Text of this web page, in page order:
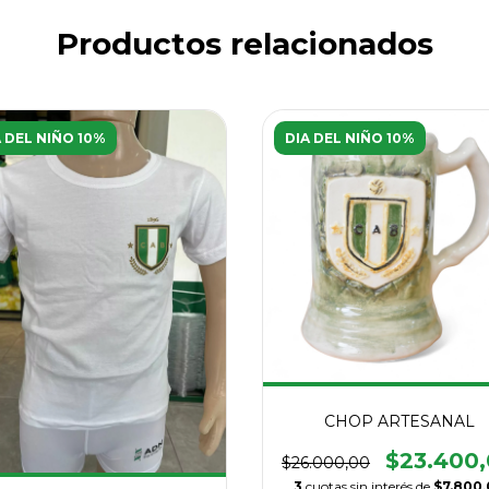
Productos relacionados
DEL NIÑO 10% DIA DEL NIÑO 10%
CHOP ARTESANAL
$26.000,00